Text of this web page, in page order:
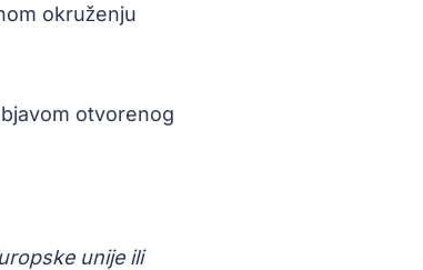
okruženju
otvorenog
unije ili